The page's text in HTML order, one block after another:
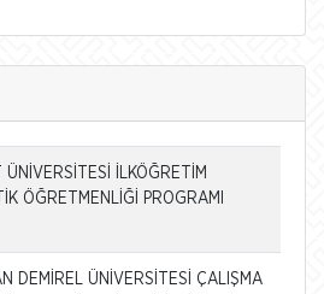
ÜNİVERSİTESİ İLKÖĞRETİM
ÖĞRETMENLİĞİ PROGRAMI
DEMİREL ÜNİVERSİTESİ ÇALIŞMA